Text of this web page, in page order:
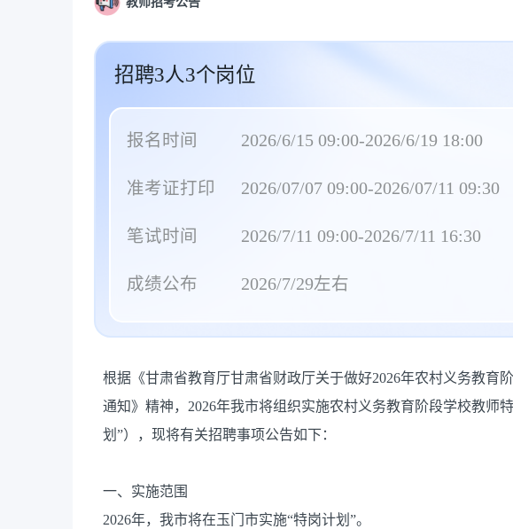
招聘3人3个岗位
报名时间 2026/6/15 09:00-2026/6/19 18:00
准考证打印 2026/07/07 09:00-2026/07/11 09:30
笔试时间 2026/7/11 09:00-2026/7/11 16:30
成绩公布 2026/7/29左右
根据《甘肃省教育厅甘肃省财政厅关于做好2026年农村义务教育
通知》精神，2026年我市将组织实施农村义务教育阶段学校教师
划”），现将有关招聘事项公告如下：
一、实施范围
2026年，我市将在玉门市实施“特岗计划”。